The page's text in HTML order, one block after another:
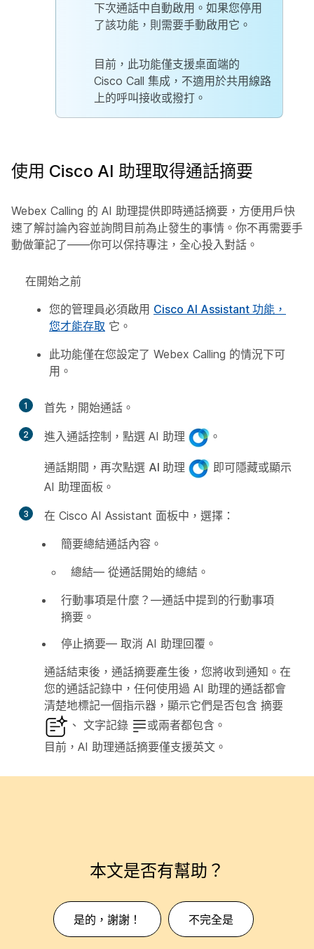
下次通話中自動啟用。如果您停用
了該功能，則需要手動啟用它。
目前，此功能僅支援桌面端的
Cisco Call 集成，不適用於共用線路
上的呼叫接收或撥打。
使用 Cisco AI 助理取得通話摘要
Webex Calling 的 AI 助理提供即時通話摘要，方便用戶快
速了解討論內容並詢問目前為止發生的事情。你不再需要手
動做筆記了——你可以保持專注，全心投入對話。
在開始之前
您的管理員必須啟用 Cisco AI Assistant 功能，
您才能存取 它。
此功能僅在您設定了 Webex Calling 的情況下可
用。
1 首先，開始通話。
2 進入通話控制，點選 AI 助理 。
通話期間，再次點選 AI 助理
即可隱藏或顯示
AI 助理面板。
3
在 Cisco AI Assistant 面板中，選擇：
簡要總結通話內容。
總結— 從通話開始的總結。
行動事項是什麼？ —通話中提到的行動事項
摘要。
停止摘要— 取消 AI 助理回覆。
通話結束後，通話摘要產生後，您將收到通知。在
您的通話記錄中，任何使用過 AI 助理的通話都會
清楚地標記一個指示器，顯示它們是否包含 摘要
、 文字記錄
或兩者都包含。
目前，AI 助理通話摘要僅支援英文。
本文是否有幫助？
是的，謝謝！ 不完全是